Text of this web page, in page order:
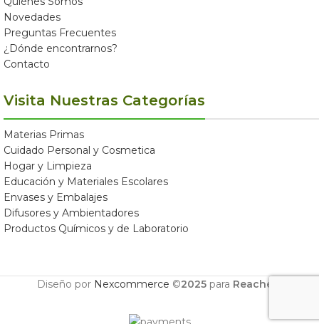
Novedades
Preguntas Frecuentes
¿Dónde encontrarnos?
Contacto
Visita Nuestras Categorías
Materias Primas
Cuidado Personal y Cosmetica
Hogar y Limpieza
Educación y Materiales Escolares
Envases y Embalajes
Difusores y Ambientadores
Productos Químicos y de Laboratorio
Diseño por Nexcommerce ©2025para Reachem